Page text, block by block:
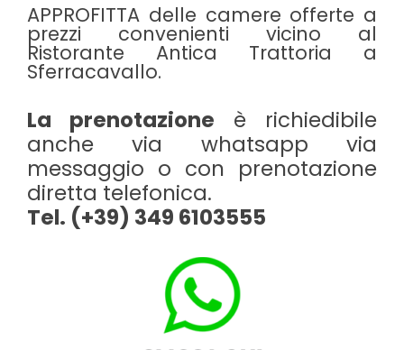
APPROFITTA delle camere offerte a
prezzi convenienti vicino al
Ristorante Antica Trattoria a
Sferracavallo.
La prenotazione è richiedibile
anche via whatsapp via
messaggio o con prenotazione
diretta telefonica.
Tel. (+39) 349 6103555